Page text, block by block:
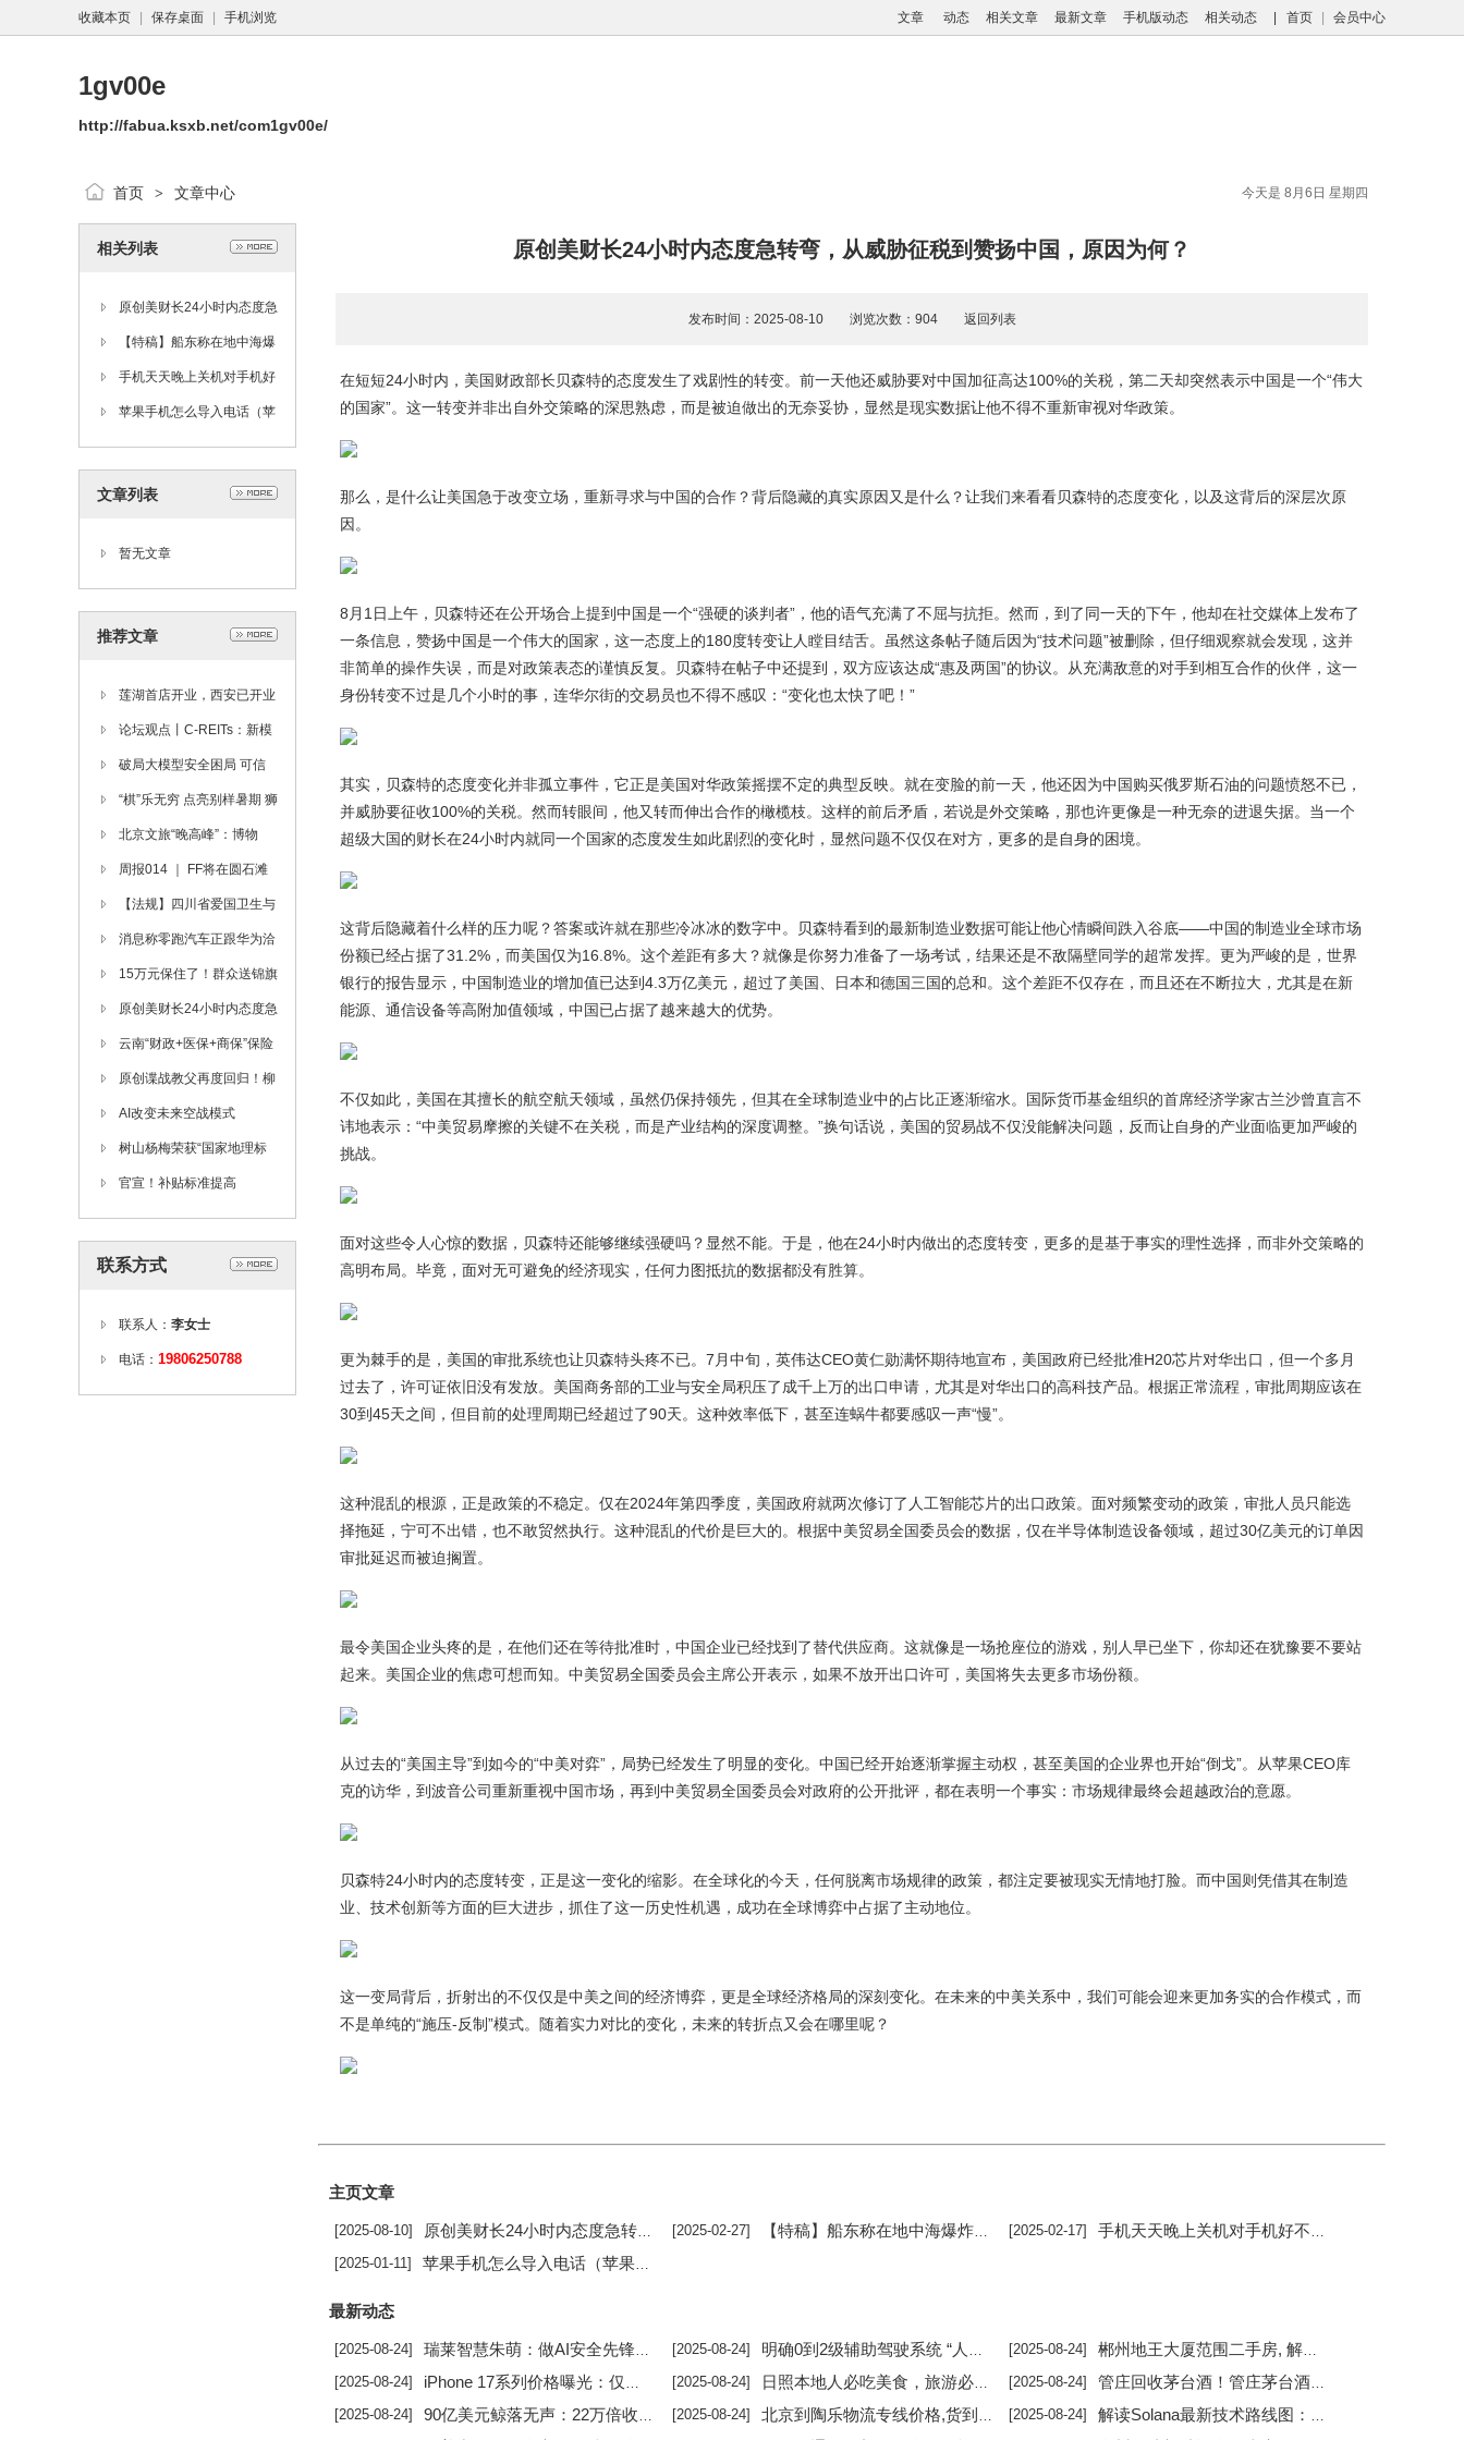
文章 动态 相关文章 最新文章 手机版动态 相关动态 首页 会员中心
收藏本页 保存桌面 手机浏览
1gv00e
http://fabua.ksxb.net/com1gv00e/
今天是 8月6日 星期四
首页 > 文章中心
相关列表
原创美财长24小时内态度急
转弯，从威胁征税到赞扬中
国，原因为何？
【特稿】船东称在地中海爆
炸沉没的俄罗斯货船遭恐袭
手机天天晚上关机对手机好
不好手机多久关机一次最好
「手机天天晚上关机对手机
苹果手机怎么导入电话（苹
果手机怎么导入电话号码联
文章列表
暂无文章
推荐文章
莲湖首店开业，西安已开业
的10家调改店累计客流近7
50万人次
论坛观点丨C-REITs：新模
式·新趋势·新机遇
破局大模型安全困局 可信
华泰“可信+AI”前沿成果亮相
ISC.AI 2025
“棋”乐无穷 点亮别样暑期 狮
山横塘街道狮山一社区零基
础围棋课正式开班
北京文旅“晚高峰”：博物
馆、什刹海、广阳谷的夜充
满惊喜
周报014 ｜ FF将在圆石滩
公布桥梁战略重大突破，贾
跃亭上任Co-CEO百日焕新
【法规】四川省爱国卫生与
健康促进条例
消息称零跑汽车正跟华为洽
谈合作 补齐智驾短板
15万元保住了！群众送锦旗
致谢！
原创美财长24小时内态度急
转弯，从威胁征税到赞扬中
国，原因为何？
云南“财政+医保+商保”保险
理赔创新项目上线
原创谍战教父再度回归！柳
云龙、张鲁一续写传奇谍战
篇章
AI改变未来空战模式
——“鹰狮”战机升级之路
树山杨梅荣获“国家地理标
志三冠王”
官宣！补贴标准提高
联系方式
联系人： 李女士
电话： 19806250788
原创美财长24小时内态度急转弯，从威胁征税到赞扬中国，原因为何？
发布时间：2025-08-10 浏览次数：904 返回列表
在短短24小时内，美国财政部长贝森特的态度发生了戏剧性的转变。前一天他还威胁要对中国加征高达100%的关税，第二天却突然表示中国是一个“伟大
的国家”。这一转变并非出自外交策略的深思熟虑，而是被迫做出的无奈妥协，显然是现实数据让他不得不重新审视对华政策。
那么，是什么让美国急于改变立场，重新寻求与中国的合作？背后隐藏的真实原因又是什么？让我们来看看贝森特的态度变化，以及这背后的深层次原
因。
8月1日上午，贝森特还在公开场合上提到中国是一个“强硬的谈判者”，他的语气充满了不屈与抗拒。然而，到了同一天的下午，他却在社交媒体上发布了
一条信息，赞扬中国是一个伟大的国家，这一态度上的180度转变让人瞠目结舌。虽然这条帖子随后因为“技术问题”被删除，但仔细观察就会发现，这并
非简单的操作失误，而是对政策表态的谨慎反复。贝森特在帖子中还提到，双方应该达成“惠及两国”的协议。从充满敌意的对手到相互合作的伙伴，这一
身份转变不过是几个小时的事，连华尔街的交易员也不得不感叹：“变化也太快了吧！”
其实，贝森特的态度变化并非孤立事件，它正是美国对华政策摇摆不定的典型反映。就在变脸的前一天，他还因为中国购买俄罗斯石油的问题愤怒不已，
并威胁要征收100%的关税。然而转眼间，他又转而伸出合作的橄榄枝。这样的前后矛盾，若说是外交策略，那也许更像是一种无奈的进退失据。当一个
超级大国的财长在24小时内就同一个国家的态度发生如此剧烈的变化时，显然问题不仅仅在对方，更多的是自身的困境。
这背后隐藏着什么样的压力呢？答案或许就在那些冷冰冰的数字中。贝森特看到的最新制造业数据可能让他心情瞬间跌入谷底——中国的制造业全球市场
份额已经占据了31.2%，而美国仅为16.8%。这个差距有多大？就像是你努力准备了一场考试，结果还是不敌隔壁同学的超常发挥。更为严峻的是，世界
银行的报告显示，中国制造业的增加值已达到4.3万亿美元，超过了美国、日本和德国三国的总和。这个差距不仅存在，而且还在不断拉大，尤其是在新
能源、通信设备等高附加值领域，中国已占据了越来越大的优势。
不仅如此，美国在其擅长的航空航天领域，虽然仍保持领先，但其在全球制造业中的占比正逐渐缩水。国际货币基金组织的首席经济学家古兰沙曾直言不
讳地表示：“中美贸易摩擦的关键不在关税，而是产业结构的深度调整。”换句话说，美国的贸易战不仅没能解决问题，反而让自身的产业面临更加严峻的
挑战。
面对这些令人心惊的数据，贝森特还能够继续强硬吗？显然不能。于是，他在24小时内做出的态度转变，更多的是基于事实的理性选择，而非外交策略的
高明布局。毕竟，面对无可避免的经济现实，任何力图抵抗的数据都没有胜算。
更为棘手的是，美国的审批系统也让贝森特头疼不已。7月中旬，英伟达CEO黄仁勋满怀期待地宣布，美国政府已经批准H20芯片对华出口，但一个多月
过去了，许可证依旧没有发放。美国商务部的工业与安全局积压了成千上万的出口申请，尤其是对华出口的高科技产品。根据正常流程，审批周期应该在
30到45天之间，但目前的处理周期已经超过了90天。这种效率低下，甚至连蜗牛都要感叹一声“慢”。
这种混乱的根源，正是政策的不稳定。仅在2024年第四季度，美国政府就两次修订了人工智能芯片的出口政策。面对频繁变动的政策，审批人员只能选
择拖延，宁可不出错，也不敢贸然执行。这种混乱的代价是巨大的。根据中美贸易全国委员会的数据，仅在半导体制造设备领域，超过30亿美元的订单因
审批延迟而被迫搁置。
最令美国企业头疼的是，在他们还在等待批准时，中国企业已经找到了替代供应商。这就像是一场抢座位的游戏，别人早已坐下，你却还在犹豫要不要站
起来。美国企业的焦虑可想而知。中美贸易全国委员会主席公开表示，如果不放开出口许可，美国将失去更多市场份额。
从过去的“美国主导”到如今的“中美对弈”，局势已经发生了明显的变化。中国已经开始逐渐掌握主动权，甚至美国的企业界也开始“倒戈”。从苹果CEO库
克的访华，到波音公司重新重视中国市场，再到中美贸易全国委员会对政府的公开批评，都在表明一个事实：市场规律最终会超越政治的意愿。
贝森特24小时内的态度转变，正是这一变化的缩影。在全球化的今天，任何脱离市场规律的政策，都注定要被现实无情地打脸。而中国则凭借其在制造
业、技术创新等方面的巨大进步，抓住了这一历史性机遇，成功在全球博弈中占据了主动地位。
这一变局背后，折射出的不仅仅是中美之间的经济博弈，更是全球经济格局的深刻变化。在未来的中美关系中，我们可能会迎来更加务实的合作模式，而
不是单纯的“施压-反制”模式。随着实力对比的变化，未来的转折点又会在哪里呢？
主页文章
[2025-08-10] 原创美财长24小时内态度急转弯，从威胁征税到赞扬中国，原因为何？ [2025-02-27] 【特稿】船东称在地中海爆炸沉没的俄罗斯货船遭恐袭 [2025-02-17] 手机天天晚上关机对手机好不好手机多久关机一次最好「手机天天晚上关机对手机好不好」
[2025-01-11] 苹果手机怎么导入电话（苹果手机怎么导入电话号码联系人）
最新动态
[2025-08-24] 瑞莱智慧朱萌：做AI安全先锋，瑞莱智慧的智慧与担当 ｜ 2025向新·AI未来 [2025-08-24] 明确0到2级辅助驾驶系统 “人机共驾”法律属性 [2025-08-24] 郴州地王大厦范围二手房, 解析 ｜ 2025购房必看攻略，避坑省钱秘籍，核心价值实测，抢抓30%优惠！
[2025-08-24] iPhone 17系列价格曝光：仅一款不涨价 Pro版更具性价比 [2025-08-24] 日照本地人必吃美食，旅游必打卡篇 [2025-08-24] 管庄回收茅台酒！管庄茅台酒回收！
[2025-08-24] 90亿美元鲸落无声：22万倍收益离场背后的比特币新旧资本交替 [2025-08-24] 北京到陶乐物流专线价格,货到付款 [2025-08-24] 解读Solana最新技术路线图：锚定“互联网资本市场”，打造链上华尔街